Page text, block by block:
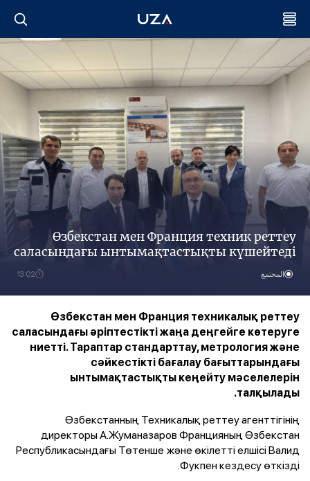
Өзбекстан мен Франция техник реттеу
саласындағы ынтымақтастықты күшейтеді
المجتمع 13:02
Өзбекстан мен Франция техникалық реттеу
саласындағы әріптестікті жаңа деңгейге көтеруге
ниетті. Тараптар стандарттау, метрология және
сәйкестікті бағалау бағыттарындағы
ынтымақтастықты кеңейту мәселелерін
талқылады.
Өзбекстанның Техникалық реттеу агенттігінің
директоры А.Жуманазаров Францияның Өзбекстан
Республикасындағы Төтенше және өкілетті елшісі Валид
Фукпен кездесу өткізді.